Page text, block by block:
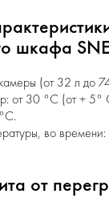
шкафа
(от 32 л до
от 30 °C (от + 5°
во
от